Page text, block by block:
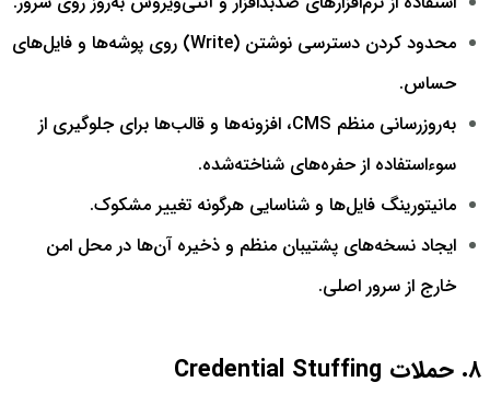
محدود کردن دسترسی نوشتن (Write) روی پوشه‌ها و فایل‌های
حساس.
به‌روزرسانی منظم CMS، افزونه‌ها و قالب‌ها برای جلوگیری از
سوءاستفاده از حفره‌های شناخته‌شده.
مانیتورینگ فایل‌ها و شناسایی هرگونه تغییر مشکوک.
ایجاد نسخه‌های پشتیبان منظم و ذخیره آن‌ها در محل امن
خارج از سرور اصلی.
۸. حملات Credential Stuffing